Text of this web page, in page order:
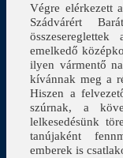
Végre elérkezett
Szádvárért
emelkedő
ilyen vármentő
kívánnak meg a
Hiszen a
szúrnak, a
lelkesedésünk
tanújaként
emberek is